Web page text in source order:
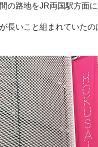
の路地をJR両国駅方面
長いこと組まれていた